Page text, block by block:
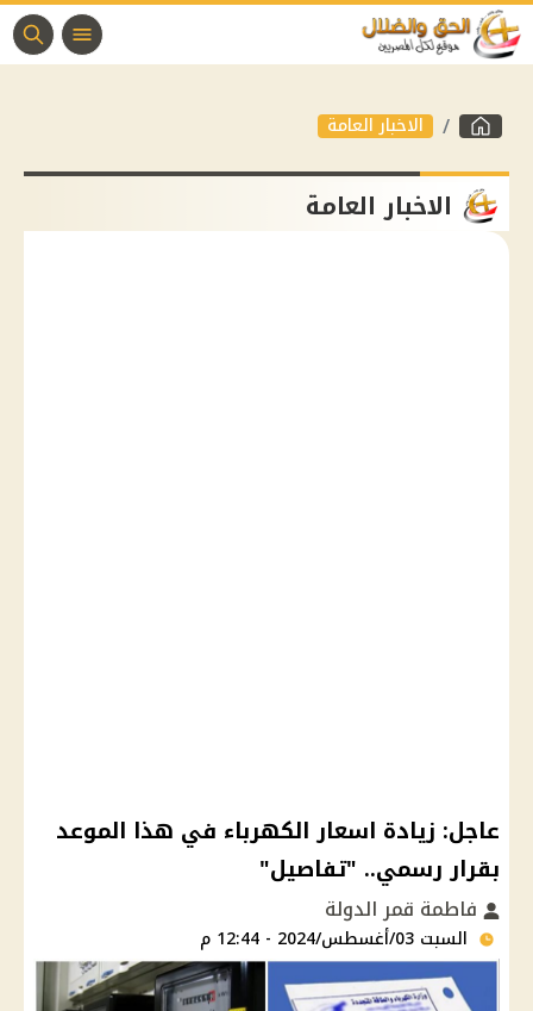
الاخبار العامة
الاخبار العامة
عاجل: زيادة اسعار الكهرباء في هذا الموعد
بقرار رسمي.. "تفاصيل"
فاطمة قمر الدولة
السبت 03/أغسطس/2024 - 12:44 م